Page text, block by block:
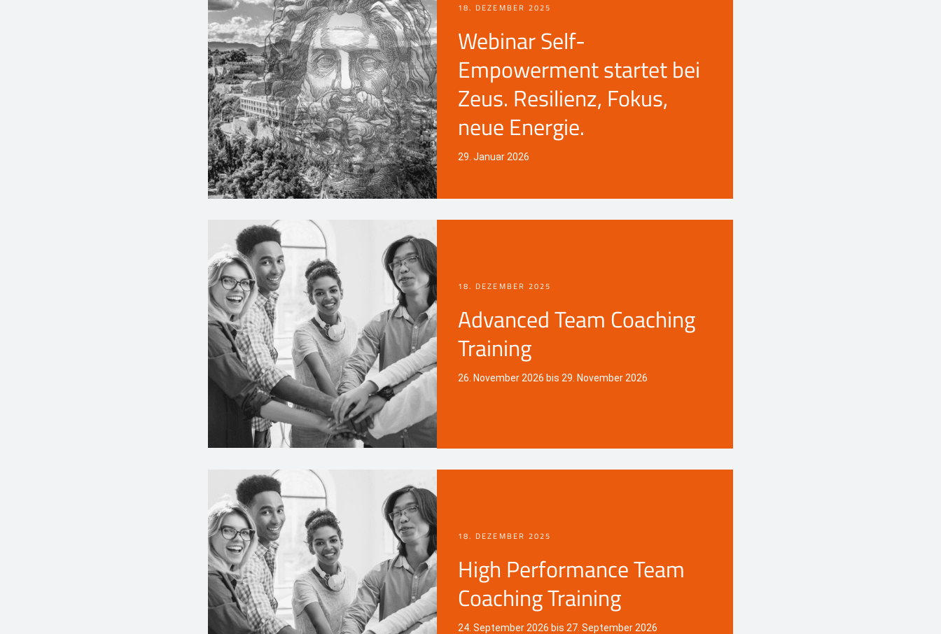
18. DEZEMBER 2025
Webinar Self-
Empowerment startet bei
Zeus. Resilienz, Fokus,
neue Energie.
29. Januar 2026
18. DEZEMBER 2025
Advanced Team Coaching
Training
26. November 2026 bis 29. November 2026
18. DEZEMBER 2025
High Performance Team
Coaching Training
24. September 2026 bis 27. September 2026